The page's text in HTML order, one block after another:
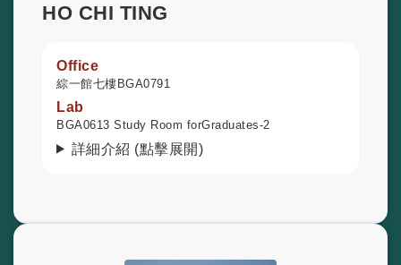
HO CHI TING
Office
綜一館七樓BGA0791
Lab
BGA0613 Study Room forGraduates-2
詳細介紹 (點擊展開)